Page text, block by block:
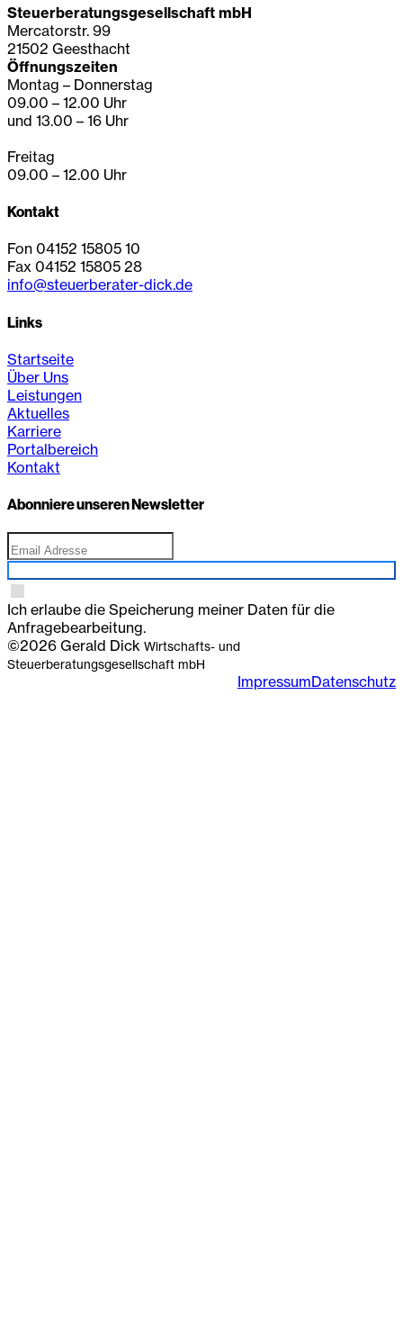
Steuerberatungsgesellschaft mbH
Mercatorstr. 99
21502 Geesthacht
Öffnungszeiten
Montag – Donnerstag
09.00 – 12.00 Uhr
und 13.00 – 16 Uhr
Freitag
09.00 – 12.00 Uhr
Kontakt
Fon 04152 15805 10
Fax 04152 15805 28
info@steuerberater-dick.de
Links
Startseite
Über Uns
Leistungen
Aktuelles
Karriere
Portalbereich
Kontakt
Abonniere unseren Newsletter
Ich erlaube die Speicherung meiner Daten für die
Anfragebearbeitung.
©2026 Gerald Dick Wirtschafts- und
Steuerberatungsgesellschaft mbH
ImpressumDatenschutz